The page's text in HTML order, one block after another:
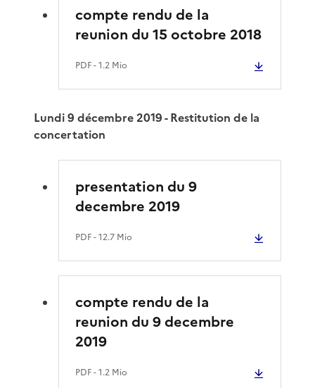
compte rendu de la
reunion du 15 octobre 2018
PDF- 1.2 Mio
Lundi 9 décembre 2019 - Restitution de la
concertation
presentation du 9
decembre 2019
PDF- 12.7 Mio
compte rendu de la
reunion du 9 decembre
2019
PDF- 1.2 Mio